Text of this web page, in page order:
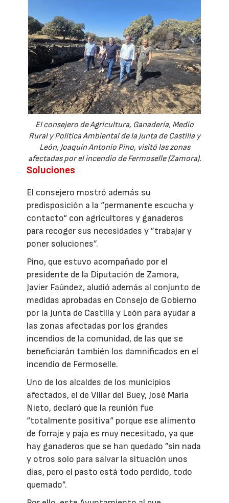
El consejero de Agricultura, Ganadería, Medio
Rural y Política Ambiental de la Junta de Castilla y
León, Joaquín Antonio Pino, visitó las zonas
afectadas por el incendio de Fermoselle (Zamora).
Soluciones
El consejero mostró además su
predisposición a la “permanente escucha y
contacto“ con agricultores y ganaderos
para recoger sus necesidades y ”trabajar y
poner soluciones”.
Pino, que estuvo acompañado por el
presidente de la Diputación de Zamora,
Javier Faúndez, aludió además al conjunto de
medidas aprobadas en Consejo de Gobierno
por la Junta de Castilla y León para ayudar a
las zonas afectadas por los grandes
incendios de la comunidad, de las que se
beneficiarán también los damnificados en el
incendio de Fermoselle.
Uno de los alcaldes de los municipios
afectados, el de Villar del Buey, José María
Nieto, declaró que la reunión fue
“totalmente positiva“ porque ese alimento
de forraje y paja es muy necesitado, ya que
hay ganaderos que se han quedado ”sin nada
y otros solo para salvar la situación unos
días, pero el pasto está todo perdido, todo
quemado”.